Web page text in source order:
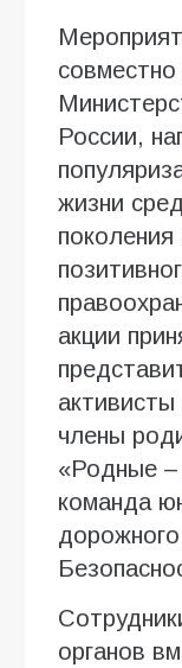
России,
жизни
акции
члены
«Родные
команда
органов